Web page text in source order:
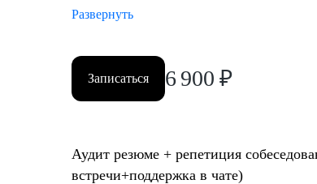
- Маркетинга (брендинг, PR, digital-
• Директорам по направлениям: маркетинг,
• Руководителям бизнеса в построении
Развернуть
Записаться 6 900 ₽
Аудит резюме + репетиция
встречи+поддержка в чате)